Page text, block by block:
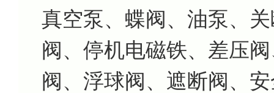
真空泵、蝶阀、油泵、
阀、停机电磁铁、差压
阀、浮球阀、遮断阀、